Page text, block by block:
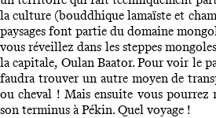
la culture (bouddhique lamaïste et
paysages font partie du domaine
vous réveillez dans les steppes
la capitale, Oulan Baator. Pour voir le
faudra trouver un autre moyen de
ou cheval ! Mais ensuite vous pourrez
son terminus à Pékin. Quel voyage !